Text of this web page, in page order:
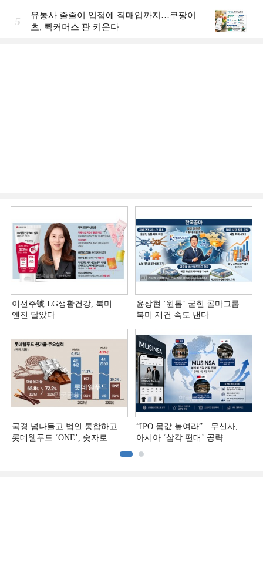
5
유통사 줄줄이 입점에 직매입까지…쿠팡이
츠, 퀵커머스 판 키운다
이선주號 LG생활건강, 북미
엔진 달았다
윤상현 ‘원톱ʼ 굳힌 콜마그룹…
북미 재건 속도 낸다
국경 넘나들고 법인 통합하고…
롯데웰푸드 ‘ONE’, 숫자로
“IPO 몸값 높여라”…무신사,
아시아 ‘삼각 편대’ 공략